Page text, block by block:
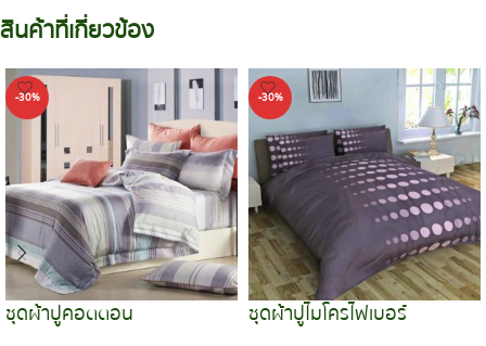
สินค้าที่เกี่ยวข้อง
-30%
ชุดผ้าปูคอตตอน
-30%
ชุดผ้าปูไมโครไฟเบอร์